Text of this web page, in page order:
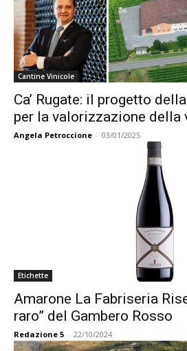
Cantine Vinicole
Ca’ Rugate: il progetto
per la valorizzazione della
Angela Petroccione - 03/01/2025
Etichette
Amarone La Fabriseria
raro” del Gambero Rosso
Redazione 5 - 22/10/2024